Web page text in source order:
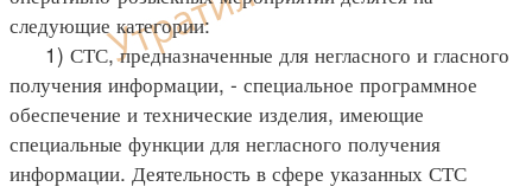
следующие категории:
1) СТС, предназначенные для негласного и гласного
получения информации, - специальное программное
обеспечение и технические изделия, имеющие
специальные функции для негласного получения
информации. Деятельность в сфере указанных СТС